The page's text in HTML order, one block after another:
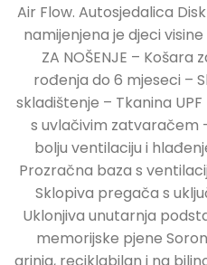
Air Flow. Autosjedalica
namijenjena je djeci
ZA NOŠENJE –
rođenja do 6 mjeseci –
skladištenje – Tkanina
s uvlačivim zatvaračem
bolju ventilaciju i
Prozračna baza s
Sklopiva pregača s
Uklonjiva unutarnja
memorijske pjene